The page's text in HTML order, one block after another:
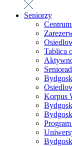
Seniorzy
Tablica
Korpus